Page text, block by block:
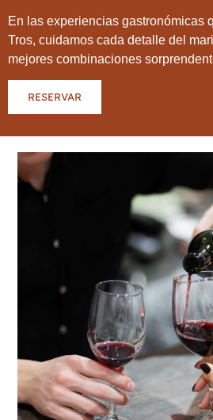
En las experiencias gastronómicas
Tros, cuidamos cada detalle del
mejores combinaciones
RESERVAR